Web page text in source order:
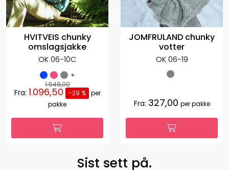
HVITVEIS chunky
omslagsjakke
OK 06-10C
+
1.548,00
Fra: 1.096,50 -29 %
per
pakke
JOMFRULAND chunky
votter
OK 06-19
Fra: 327,00 per pakke
Sist sett på.